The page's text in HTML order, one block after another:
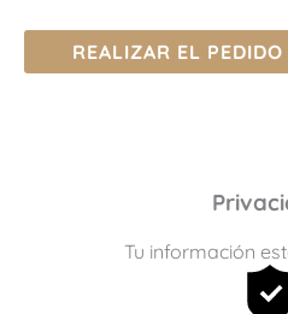
REALIZAR EL PEDIDO
Tu información